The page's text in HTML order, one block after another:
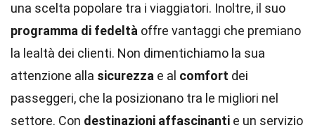
una scelta popolare tra i viaggiatori. Inoltre, il suo
programma di fedeltà offre vantaggi che premiano
la lealtà dei clienti. Non dimentichiamo la sua
attenzione alla sicurezza e al comfort dei
passeggeri, che la posizionano tra le migliori nel
settore. Con destinazioni affascinanti e un servizio